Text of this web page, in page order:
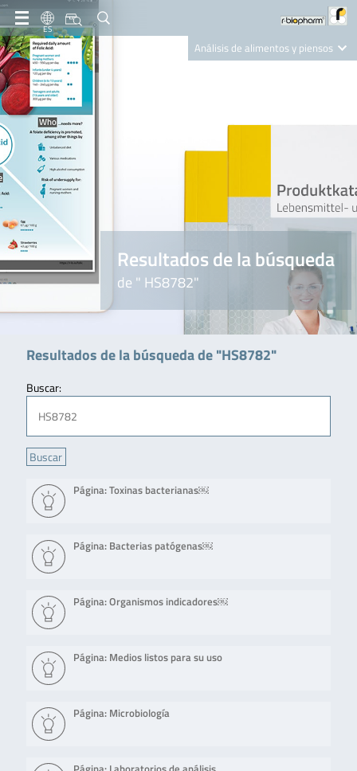
ES
Análisis de alimentos y piensos
Nutrition Care
Resultados de la búsqueda
de " HS8782"
Resultados de la búsqueda de "HS8782"
Buscar:
Página: Toxinas bacterianas￼
Página: Bacterias patógenas￼
Página: Organismos indicadores￼
Página: Medios listos para su uso
Página: Microbiología